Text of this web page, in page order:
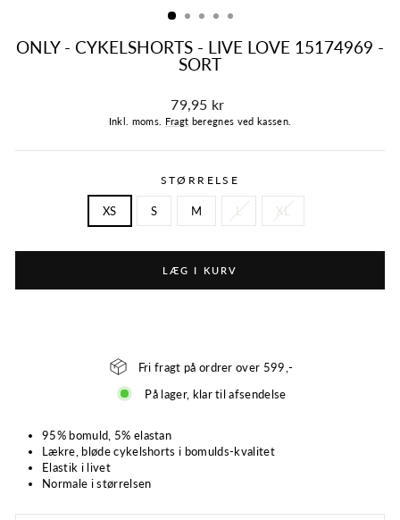
ONLY - CYKELSHORTS - LIVE LOVE 15174969 -
SORT
Normalpris
79,95 kr
Inkl. moms. Fragt beregnes ved kassen.
STØRRELSE
XS S M L XL
LÆG I KURV
Fri fragt på ordrer over 599,-
På lager, klar til afsendelse
95% bomuld, 5% elastan
Lækre, bløde cykelshorts i bomulds-kvalitet
Elastik i livet
Normale i størrelsen